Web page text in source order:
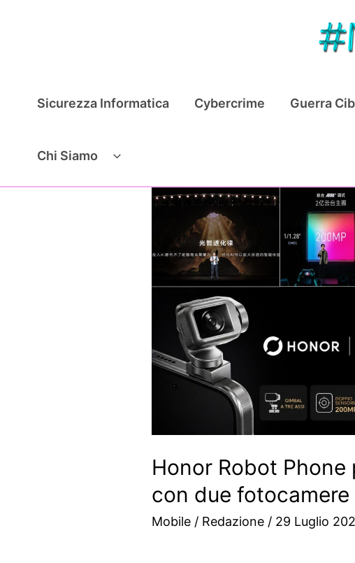
Sicurezza Informatica Cybercrime Guerra
Chi Siamo
Honor Robot Phone
con due
Mobile / Redazione / 29 Luglio